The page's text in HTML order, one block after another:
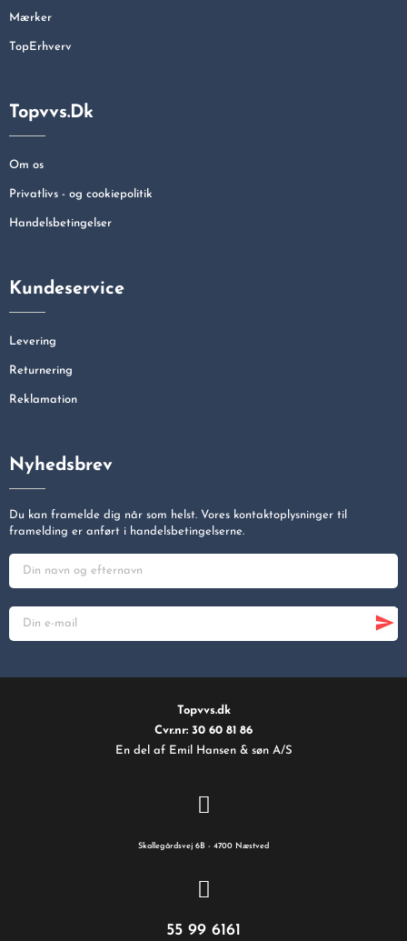
Mærker
TopErhverv
Topvvs.dk
Om os
Privatlivs - og cookiepolitik
Handelsbetingelser
Kundeservice
Levering
Returnering
Reklamation
Nyhedsbrev
Du kan framelde dig når som helst. Vores kontaktoplysninger til
framelding er anført i handelsbetingelserne.
Topvvs.dk
Cvr.nr: 30 60 81 86
En del af Emil Hansen & søn A/S
Skallegårdsvej 6B - 4700 Næstved
55 99 6161